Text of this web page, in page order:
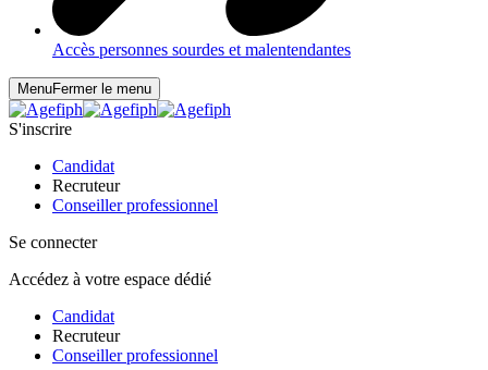
Accès personnes sourdes et malentendantes
MenuFermer le menu
S'inscrire
Candidat
Recruteur
Conseiller professionnel
Se connecter
Accédez à votre espace dédié
Candidat
Recruteur
Conseiller professionnel